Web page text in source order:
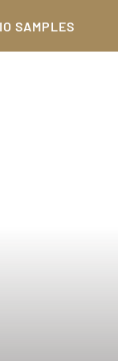
SAMPLES